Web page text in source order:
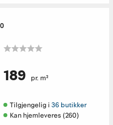
189 pr. m²
Tilgjengelig i 36 butikker
Kan hjemleveres (260)